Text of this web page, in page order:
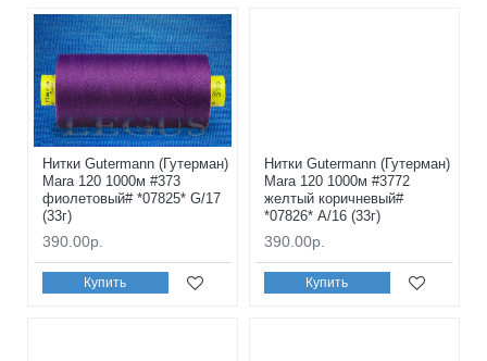
Нитки Gutermann (Гутерман)
Mara 120 1000м #373
фиолетовый# *07825* G/17
(33г)
390.00р.
Купить
Нитки Gutermann (Гутерман)
Mara 120 1000м #3772
желтый коричневый#
*07826* A/16 (33г)
390.00р.
Купить